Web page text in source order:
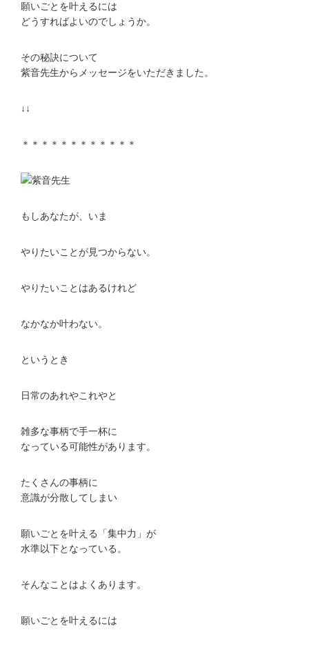
願いごとを叶えるには
どうすればよいのでしょうか。
その秘訣について
紫音先生からメッセージをいただきました。
↓↓
＊＊＊＊＊＊＊＊＊＊＊＊
もしあなたが、いま
やりたいことが見つからない。
やりたいことはあるけれど
なかなか叶わない。
というとき
日常のあれやこれやと
雑多な事柄で手一杯に
なっている可能性があります。
たくさんの事柄に
意識が分散してしまい
願いごとを叶える「集中力」が
水準以下となっている。
そんなことはよくあります。
願いごとを叶えるには